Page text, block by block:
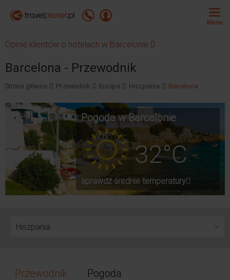
Travelplanet.pl
Zadzwoń +48 71 771 76 55
Zaloguj się
Menu
Opinie klientów o hotelach w Barcelonie
Barcelona - Przewodnik
Strona główna Przewodnik Europa Hiszpania Barcelona
Pogoda w Barcelonie
Dzisiaj, 9.8
32°C
sprawdź średnie temperatury
Przewodnik Pogoda